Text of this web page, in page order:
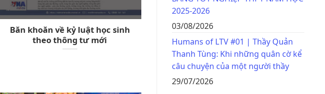
Băn khoăn về kỷ luật học sinh
theo thông tư mới
2025-2026
03/08/2026
Humans of LTV #01 | Thầy Quản
Thanh Tùng: Khi những quân cờ kể
câu chuyện của một người thầy
29/07/2026